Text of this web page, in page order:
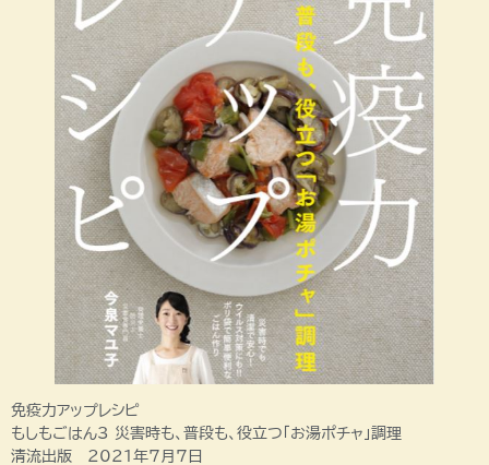
免疫力アップレシピ
もしもごはん3 災害時も、普段も、役立つ「お湯ポチャ」調理
清流出版 2021年7月7日